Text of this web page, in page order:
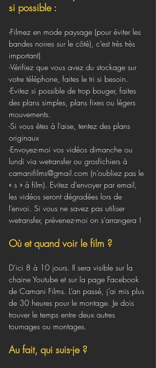
si possible :
-Filmez en mode paysage (pour éviter les
bandes noires sur le côté), c’est très très
important)
-Vérifiez que vous avez du stockage sur
votre téléphone, faites le tri si besoin.
-Evitez si possible de trop bouger, faites
des plans simples, plans fixes ou légers
mouvements.
-Si vous êtes à l’aise, tentez des plans
originaux
-Envoyez-moi vos vidéos dimanche ou
lundi via wetransfer ou grosfichiers à
camanifilms@gmail.com (n’oubliez pas le
« s » à film). Evitez d’envoyer par email,
les vidéos seront dégradées lors de
l’envoi. Si vous ne savez pas utiliser
wetransfer, prévenez-moi on s’arrangera !
Où et quand voir le film ?
D’ici 8 à 10 jours. Il sera visible sur la
chaine Youtube et sur la page Facebook
de Camani Films. L’an passé, j’ai mis plus
de 30 heures pour le montage. Je dois
trouver le temps entre deux autres
tournages ou montages.
Au fait, qui suis-je ?